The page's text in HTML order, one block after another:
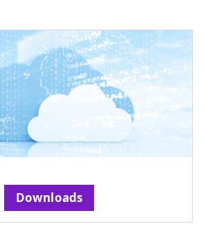
Downloads